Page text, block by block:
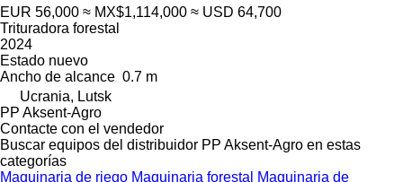
EUR 56,000 ≈ MX$1,114,000 ≈ USD 64,700
Trituradora forestal
2024
Estado nuevo
Ancho de alcance 0.7 m
Ucrania, Lutsk
PP Aksent-Agro
Contacte con el vendedor
Buscar equipos del distribuidor PP Aksent-Agro en estas
categorías
Maquinaria de riego Maquinaria forestal Maquinaria de